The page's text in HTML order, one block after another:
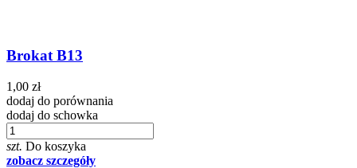
Brokat B13
1,00 zł
dodaj do porównania
dodaj do schowka
szt. Do koszyka
zobacz szczegóły